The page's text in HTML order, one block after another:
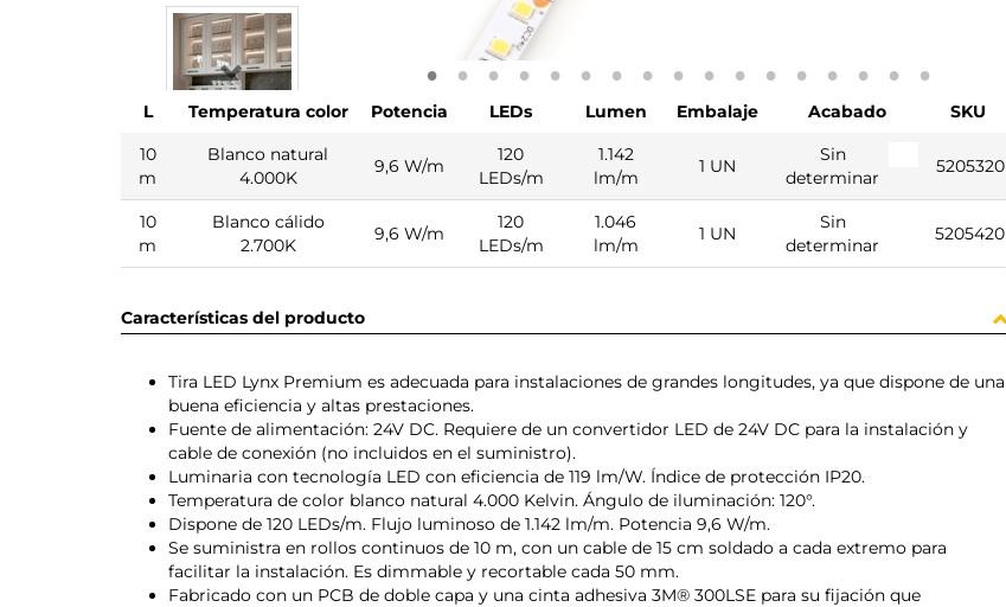
L Temperatura color Potencia LEDs Lumen Embalaje Acabado
SKU
10
m
Blanco natural
4.000K
9,6 W/m
120
LEDs/m
1.142
lm/m
1 UN
Sin
determinar
5205320
10
m
Blanco cálido
2.700K
9,6 W/m
120
LEDs/m
1.046
lm/m
1 UN
Sin
determinar
5205420
Características del producto
Tira LED Lynx Premium es adecuada para instalaciones de grandes longitudes, ya que dispone de una
buena eficiencia y altas prestaciones.
Fuente de alimentación: 24V DC. Requiere de un convertidor LED de 24V DC para la instalación y
cable de conexión (no incluidos en el suministro).
Luminaria con tecnología LED con eficiencia de 119 lm/W. Índice de protección IP20.
Temperatura de color blanco natural 4.000 Kelvin. Ángulo de iluminación: 120°.
Dispone de 120 LEDs/m. Flujo luminoso de 1.142 lm/m. Potencia 9,6 W/m.
Se suministra en rollos continuos de 10 m, con un cable de 15 cm soldado a cada extremo para
facilitar la instalación. Es dimmable y recortable cada 50 mm.
Fabricado con un PCB de doble capa y una cinta adhesiva 3M® 300LSE para su fijación que